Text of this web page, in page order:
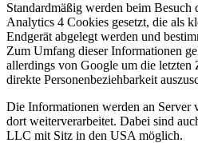
Standardmäßig werden beim Besuch
Analytics 4 Cookies gesetzt, die als
Endgerät abgelegt werden und
Zum Umfang dieser Informationen
allerdings von Google um die
direkte Personenbeziehbarkeit
Die Informationen werden an Server
dort weiterverarbeitet. Dabei sind
LLC mit Sitz in den USA möglich.